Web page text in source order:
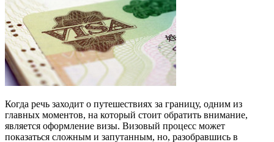
Когда речь заходит о путешествиях за границу, одним из
главных моментов, на который стоит обратить внимание,
является оформление визы. Визовый процесс может
показаться сложным и запутанным, но, разобравшись в